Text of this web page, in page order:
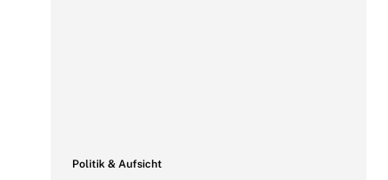
Politik & Aufsicht